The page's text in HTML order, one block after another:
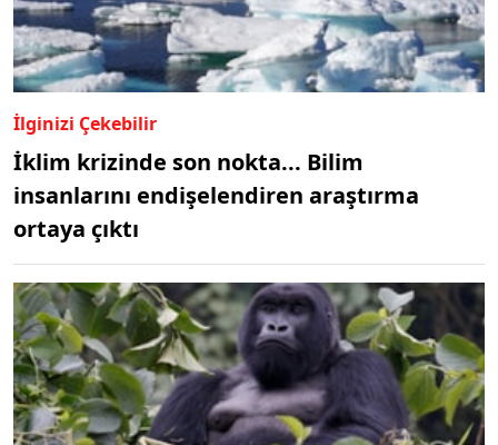
İlginizi Çekebilir
İklim krizinde son nokta... Bilim
insanlarını endişelendiren araştırma
ortaya çıktı